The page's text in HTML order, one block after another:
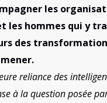
les
les hommes qui y
des
reliance des
à la question posée